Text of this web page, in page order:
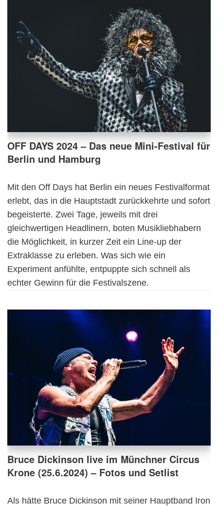
OFF DAYS 2024 – Das neue Mini-Festival für
Berlin und Hamburg
Mit den Off Days hat Berlin ein neues Festivalformat
erlebt, das in die Hauptstadt zurückkehrte und sofort
begeisterte. Zwei Tage, jeweils mit drei
gleichwertigen Headlinern, boten Musikliebhabern
die Möglichkeit, in kurzer Zeit ein Line-up der
Extraklasse zu erleben. Was sich wie ein
Experiment anfühlte, entpuppte sich schnell als
echter Gewinn für die Festivalszene.
Bruce Dickinson live im Münchner Circus
Krone (25.6.2024) – Fotos und Setlist
Als hätte Bruce Dickinson mit seiner Hauptband Iron